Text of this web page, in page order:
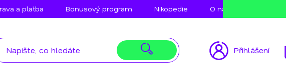
a platba Bonusový program Nikopedie O nás
Přihlášení